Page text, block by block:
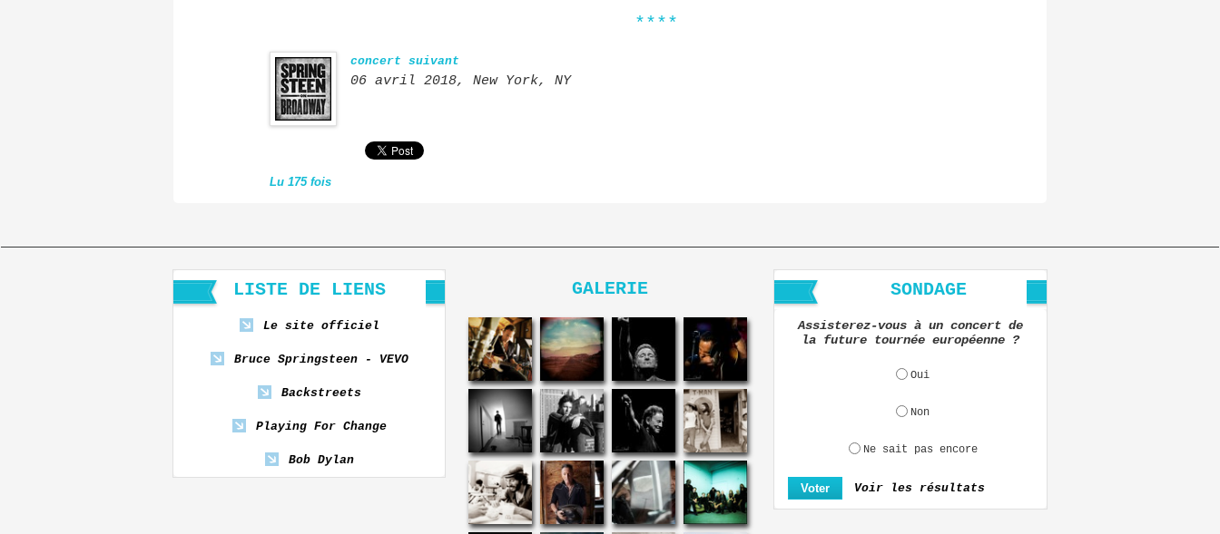
****
concert suivant
06 avril 2018, New York, NY
Lu 175 fois
LISTE DE LIENS
Le site officiel
Bruce Springsteen - VEVO
Backstreets
Playing For Change
Bob Dylan
GALERIE SONDAGE
Assisterez-vous à un concert de
la future tournée européenne ?
Oui
Non
Ne sait pas encore
Voir les résultats